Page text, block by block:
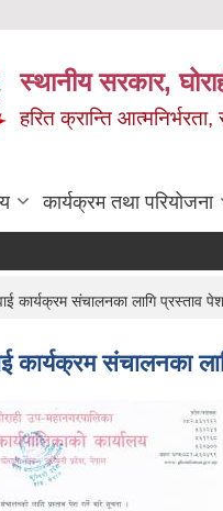
स्थानीय सरकार,
हरित क्रान्ति
कार्यक्रम तथा परियोजना
कार्यक्रम संचालनका लागि प्रस्ताव
कार्यक्रम संचालनका